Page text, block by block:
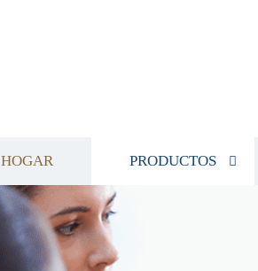
HOGAR PRODUCTOS